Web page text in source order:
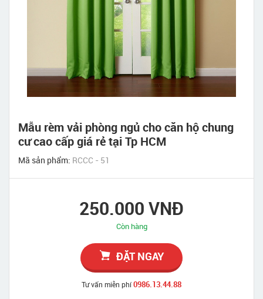
Mẫu rèm vải phòng ngủ cho căn hộ chung
cư cao cấp giá rẻ tại Tp HCM
Mã sản phẩm: RCCC - 51
250.000 VNĐ
Còn hàng
ĐẶT NGAY
Tư vấn miễn phí0986.13.44.88